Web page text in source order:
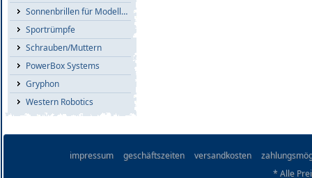
Sonnenbrillen für Modellflieger
Sportrümpfe
Schrauben/Muttern
PowerBox Systems
Gryphon
Western Robotics
impressum geschäftszeiten versandkosten
* Alle